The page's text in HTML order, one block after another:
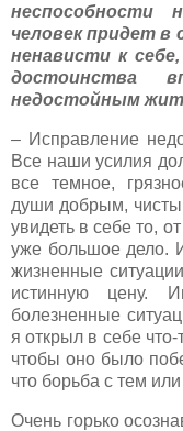
неспособности
человек придет в
ненависти к
достоинства
недостойным
– Исправление
Все наши усилия
все темное,
души добрым,
увидеть в себе то,
уже большое дело.
жизненные
истинную цену.
болезненные
я открыл в себе что-
чтобы оно было
что борьба с тем
Очень горько